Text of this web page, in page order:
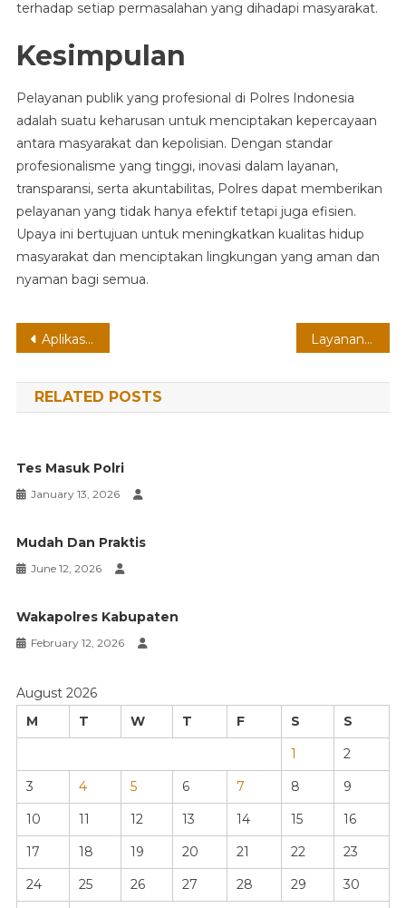
terhadap setiap permasalahan yang dihadapi masyarakat.
Kesimpulan
Pelayanan publik yang profesional di Polres Indonesia
adalah suatu keharusan untuk menciptakan kepercayaan
antara masyarakat dan kepolisian. Dengan standar
profesionalisme yang tinggi, inovasi dalam layanan,
transparansi, serta akuntabilitas, Polres dapat memberikan
pelayanan yang tidak hanya efektif tetapi juga efisien.
Upaya ini bertujuan untuk meningkatkan kualitas hidup
masyarakat dan menciptakan lingkungan yang aman dan
nyaman bagi semua.
Post
navigation
Aplikasi Polri Super App Layanan Daring Polres
RELATED POSTS
Tes Masuk Polri
January 13, 2026
Mudah Dan Praktis
June 12, 2026
Wakapolres Kabupaten
February 12, 2026
August 2026
M
T W T F S
S
1
2
3
4 5 6 7 8
9
10
11 12 13 14 15
16
17
18 19 20 21 22
23
24
25 26 27 28 29
30